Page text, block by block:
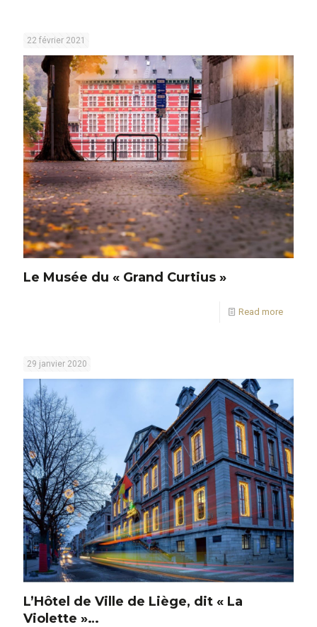
22 février 2021
Le Musée du « Grand Curtius »
Read more
29 janvier 2020
L’Hôtel de Ville de Liège, dit « La
Violette »…